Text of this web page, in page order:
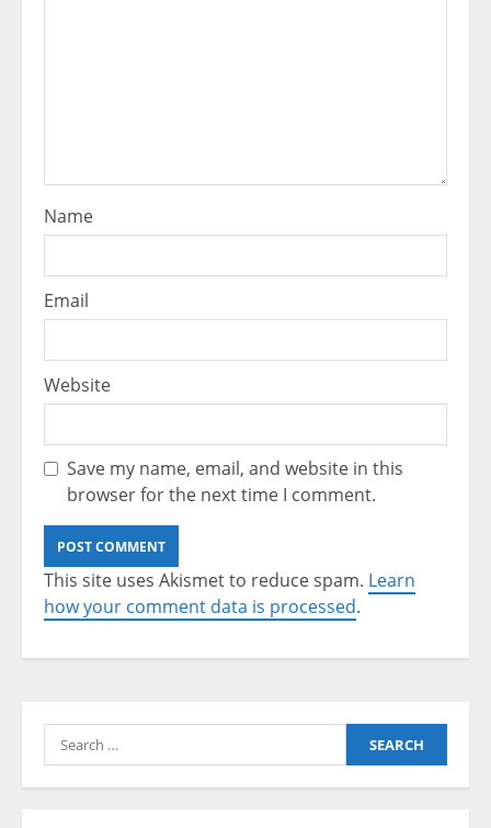
Name
Email
Website
Save my name, email, and website in this
browser for the next time I comment.
This site uses Akismet to reduce spam. Learn
how your comment data is processed.
Search
for: